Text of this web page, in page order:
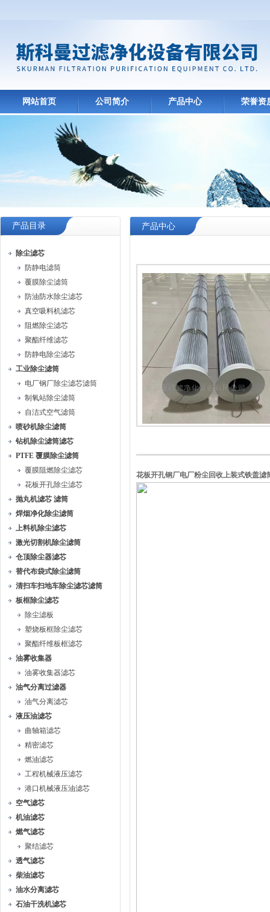
网站首页 公司简介 产品中心 荣誉资
产品目录
除尘滤芯
防静电滤筒
覆膜除尘滤筒
防油防水除尘滤芯
真空吸料机滤芯
阻燃除尘滤芯
聚酯纤维滤芯
防静电除尘滤芯
工业除尘滤筒
电厂钢厂除尘滤芯滤筒
制氧站除尘滤筒
自洁式空气滤筒
喷砂机除尘滤筒
钻机除尘滤筒滤芯
PTFE 覆膜除尘滤筒
覆膜阻燃除尘滤芯
花板开孔除尘滤芯
抛丸机滤芯 滤筒
焊烟净化除尘滤筒
上料机除尘滤芯
激光切割机除尘滤筒
仓顶除尘器滤芯
替代布袋式除尘滤筒
清扫车扫地车除尘滤芯滤筒
板框除尘滤芯
除尘滤板
塑烧板框除尘滤芯
聚酯纤维板框滤芯
油雾收集器
油雾收集器滤芯
油气分离过滤器
油气分离滤芯
液压油滤芯
曲轴箱滤芯
精密滤芯
燃油滤芯
工程机械液压滤芯
港口机械液压油滤芯
空气滤芯
机油滤芯
燃气滤芯
聚结滤芯
透气滤芯
柴油滤芯
油水分离滤芯
石油干洗机滤芯
产品中心
花板开孔钢厂电厂粉尘回收上装式铁盖滤